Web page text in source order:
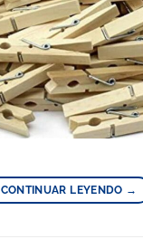
CONTINUAR LEYENDO →